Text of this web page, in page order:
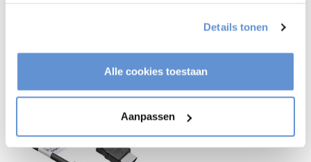
Details tonen
Alle cookies toestaan
Aanpassen
Recent bekeken